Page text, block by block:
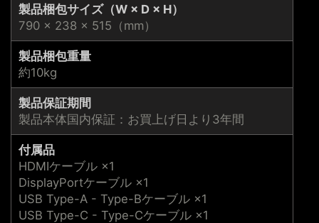
製品梱包サイズ（W × D × H）
790 × 238 × 515（mm）
製品梱包重量
約10kg
製品保証期間
製品本体国内保証：お買上げ日より3年間
付属品
HDMIケーブル ×1
DisplayPortケーブル ×1
USB Type-A - Type-Bケーブル ×1
USB Type-C - Type-Cケーブル ×1